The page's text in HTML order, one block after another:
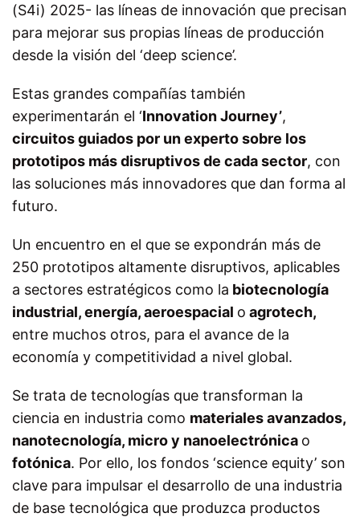
(S4i) 2025- las líneas de innovación que precisan
para mejorar sus propias líneas de producción
desde la visión del ‘deep science’.
Estas grandes compañías también
experimentarán el ‘Innovation Journey’,
circuitos guiados por un experto sobre los
prototipos más disruptivos de cada sector, con
las soluciones más innovadores que dan forma al
futuro.
Un encuentro en el que se expondrán más de
250 prototipos altamente disruptivos, aplicables
a sectores estratégicos como la biotecnología
industrial, energía, aeroespacial o agrotech,
entre muchos otros, para el avance de la
economía y competitividad a nivel global.
Se trata de tecnologías que transforman la
ciencia en industria como materiales avanzados,
nanotecnología, micro y nanoelectrónica o
fotónica. Por ello, los fondos ‘science equity’ son
clave para impulsar el desarrollo de una industria
de base tecnológica que produzca productos